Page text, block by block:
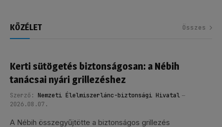
KÖZÉLET Összes
Kerti sütögetés biztonságosan: a Nébih
tanácsai nyári grillezéshez
Szerző: Nemzeti Élelmiszerlánc-biztonsági Hivatal
2026.08.07.
A Nébih összegyűjtötte a biztonságos grillezés